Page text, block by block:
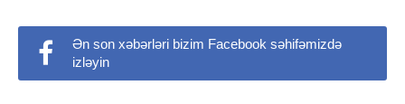
Ən son xəbərləri bizim Facebook səhifəmizdə
izləyin